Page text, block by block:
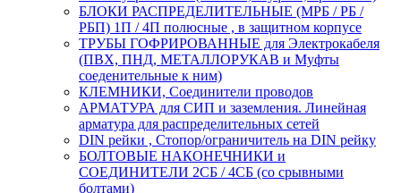
БЛОКИ РАСПРЕДЕЛИТЕЛЬНЫЕ (МРБ / РБ /
РБП) 1П / 4П полюсные , в защитном корпусе
ТРУБЫ ГОФРИРОВАННЫЕ для Электрокабеля
(ПВХ, ПНД, МЕТАЛЛОРУКАВ и Муфты
соеденительные к ним)
КЛЕМНИКИ, Соединители проводов
АРМАТУРА для СИП и заземления. Линейная
арматура для распределительных сетей
DIN рейки , Стопор/ограничитель на DIN рейку
БОЛТОВЫЕ НАКОНЕЧНИКИ и
СОЕДИНИТЕЛИ 2СБ / 4СБ (со срывными
болтами)